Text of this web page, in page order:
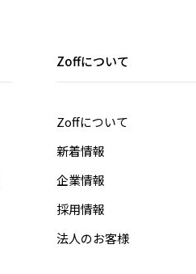
Zoffについて
Zoffについて
新着情報
企業情報
採用情報
法人のお客様